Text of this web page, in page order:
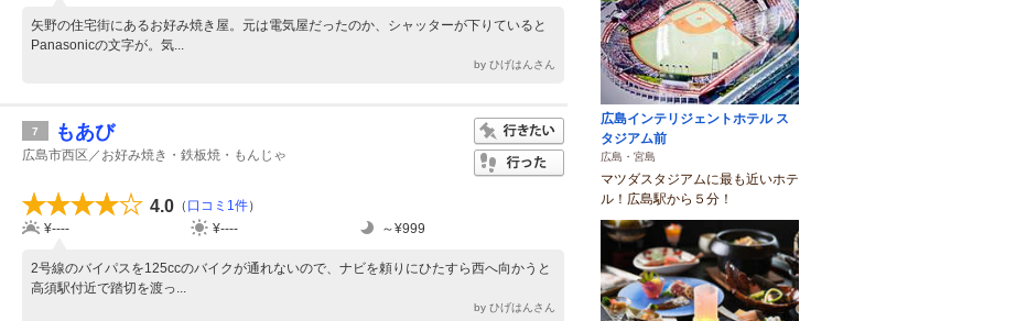
矢野の住宅街にあるお好み焼き屋。元は電気屋だったのか、シャッターが下りていると
Panasonicの文字が。気...
by ひげはんさん
7 もあび
広島市西区／お好み焼き・鉄板焼・もんじゃ
4.0 （ 口コミ1件）
¥----
¥---- ～¥999
2号線のバイパスを125ccのバイクが通れないので、ナビを頼りにひたすら西へ向かうと
高須駅付近で踏切を渡っ...
by ひげはんさん
広島インテリジェントホテル ス
タジアム前
広島・宮島
マツダスタジアムに最も近いホテ
ル！広島駅から５分！